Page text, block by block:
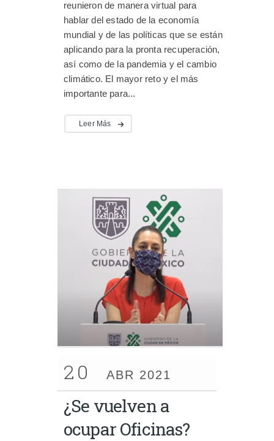
reunieron de manera virtual para
hablar del estado de la economía
mundial y de las políticas que se están
aplicando para la pronta recuperación,
así como de la pandemia y el cambio
climático. El mayor reto y el más
importante para...
Leer Más
20 ABR 2021
¿Se vuelven a
ocupar Oficinas?